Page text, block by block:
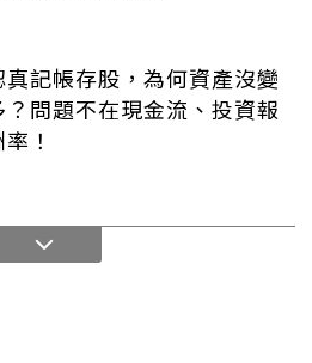
真記帳存股，為何資產沒變
？問題不在現金流、投資報
！